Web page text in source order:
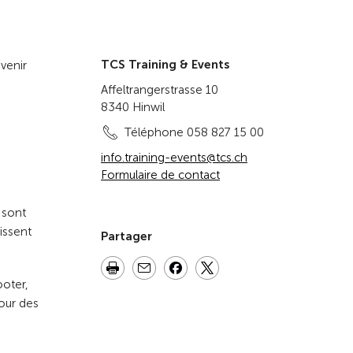
sont
des
TCS Training & Events
Affeltrangerstrasse 10
8340 Hinwil
Téléphone 058 827 15 00
info.training-events@tcs.ch
Formulaire de contact
Partager